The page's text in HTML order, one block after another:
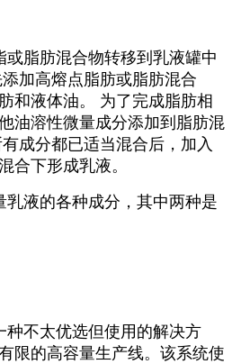
脂肪混合物转移到乳液罐中
加高熔点脂肪或脂肪混合
和液体油。 为了完成脂肪相
油溶性微量成分添加到脂肪混
成分都已适当混合后，加入
合下形成乳液。
乳液的各种成分，其中两种是
种不太优选但使用的解决方
限的高容量生产线。该系统使